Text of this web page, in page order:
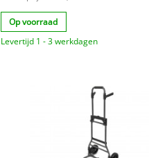
Op voorraad
Levertijd 1 - 3 werkdagen